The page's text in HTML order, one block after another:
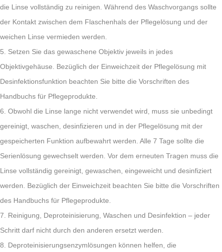
die Linse vollständig zu reinigen. Während des Waschvorgangs sollte
der Kontakt zwischen dem Flaschenhals der Pflegelösung und der
weichen Linse vermieden werden.
5. Setzen Sie das gewaschene Objektiv jeweils in jedes
Objektivgehäuse. Bezüglich der Einweichzeit der Pflegelösung mit
Desinfektionsfunktion beachten Sie bitte die Vorschriften des
Handbuchs für Pflegeprodukte.
6. Obwohl die Linse lange nicht verwendet wird, muss sie unbedingt
gereinigt, waschen, desinfizieren und in der Pflegelösung mit der
gespeicherten Funktion aufbewahrt werden. Alle 7 Tage sollte die
Serienlösung gewechselt werden. Vor dem erneuten Tragen muss die
Linse vollständig gereinigt, gewaschen, eingeweicht und desinfiziert
werden. Bezüglich der Einweichzeit beachten Sie bitte die Vorschriften
des Handbuchs für Pflegeprodukte.
7. Reinigung, Deproteinisierung, Waschen und Desinfektion – jeder
Schritt darf nicht durch den anderen ersetzt werden.
8. Deproteinisierungsenzymlösungen können helfen, die